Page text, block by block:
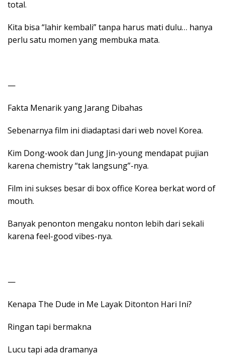
total.
Kita bisa “lahir kembali” tanpa harus mati dulu… hanya
perlu satu momen yang membuka mata.
—
Fakta Menarik yang Jarang Dibahas
Sebenarnya film ini diadaptasi dari web novel Korea.
Kim Dong-wook dan Jung Jin-young mendapat pujian
karena chemistry “tak langsung”-nya.
Film ini sukses besar di box office Korea berkat word of
mouth.
Banyak penonton mengaku nonton lebih dari sekali
karena feel-good vibes-nya.
—
Kenapa The Dude in Me Layak Ditonton Hari Ini?
Ringan tapi bermakna
Lucu tapi ada dramanya